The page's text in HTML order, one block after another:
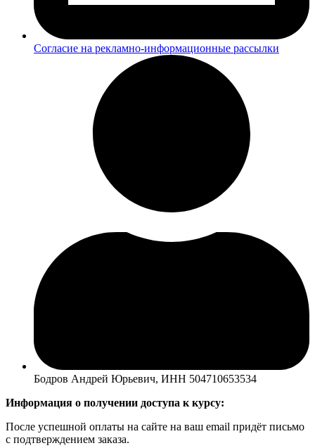
Согласие на рекламно-информационные рассылки
Бодров Андрей Юрьевич, ИНН 504710653534
Информация о получении доступа к курсу:
После успешной оплаты на сайте на ваш email придёт письмо
с подтверждением заказа.